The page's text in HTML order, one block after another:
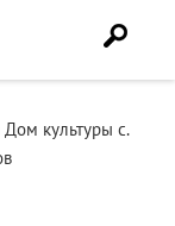
культуры с.